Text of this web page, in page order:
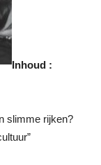
Inhoud :
slimme rijken?